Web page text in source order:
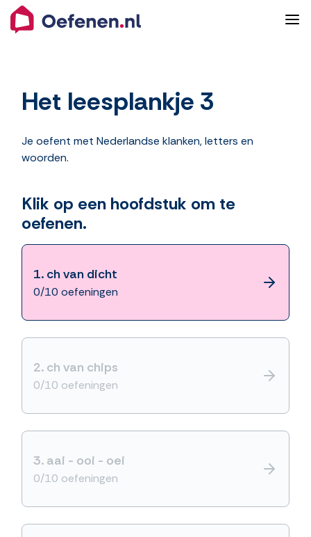
Het leesplankje 3
Je oefent met Nederlandse klanken, letters en
woorden.
Klik op een hoofdstuk om te
oefenen.
1. ch van dicht
0/10 oefeningen
2. ch van chips
0/10 oefeningen
3. aai - ooi - oei
0/10 oefeningen